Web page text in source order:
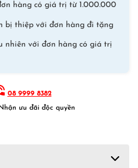
hàng có giá trị từ 1.000.000
bị thiệp với đơn hàng đi tặng
nhiên với đơn hàng có giá trị
08 9999 8382
ưu đãi độc quyền